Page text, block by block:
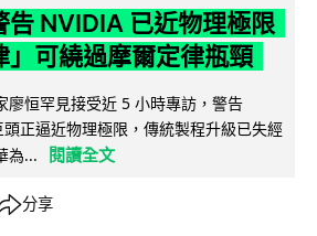
告 NVIDIA 已近物理極限
」可繞過摩爾定律瓶頸
廖恒罕見接受近 5 小時專訪，警告
正逼近物理極限，傳統製程升級已失經
為...
閱讀全文
分享